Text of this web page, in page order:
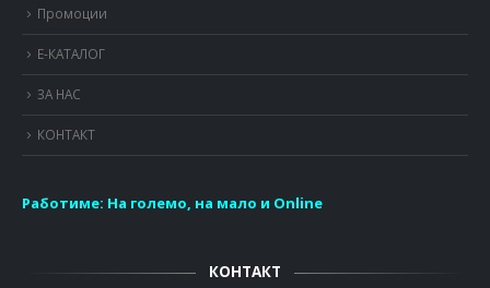
Промоции
Е-КАТАЛОГ
ЗА НАС
КОНТАКТ
Работиме: На големо, на мало и Online
КОНТАКТ